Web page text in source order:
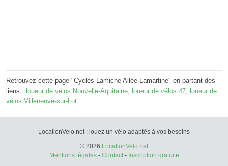
Retrouvez cette page "Cycles Lamiche Allée Lamartine" en partant des
liens : loueur de vélos Nouvelle-Aquitaine, loueur de vélos 47, loueur de
vélos Villeneuve-sur-Lot.
LocationVelo.net : louez un vélo adaptés à vos besoins
© 2026 LocationVelo.net
Mentions légales- Contact- Inscription gratuite